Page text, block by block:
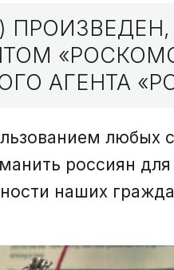
АГЕНТА
любых
россиян
наших